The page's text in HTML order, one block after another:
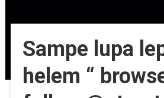
Sampe lupa
helem “